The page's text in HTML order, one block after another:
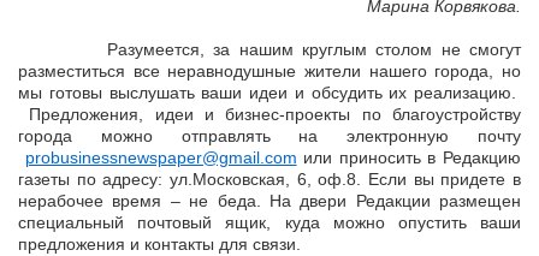
Марина Корвякова.
Разумеется, за нашим круглым столом не смогут
разместиться все неравнодушные жители нашего города, но
мы готовы выслушать ваши идеи и обсудить их реализацию.
Предложения, идеи и бизнес-проекты по благоустройству
города можно отправлять на электронную почту
probusinessnewspaper@gmail.com или приносить в Редакцию
газеты по адресу: ул.Московская, 6, оф.8. Если вы придете в
нерабочее время – не беда. На двери Редакции размещен
специальный почтовый ящик, куда можно опустить ваши
предложения и контакты для связи.